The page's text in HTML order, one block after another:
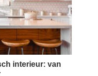
interieur: van